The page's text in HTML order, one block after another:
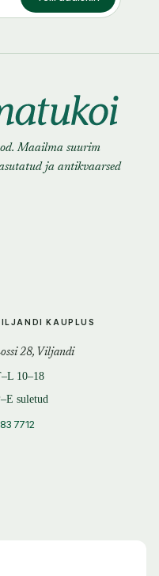
Maailma suurim
ja antikvaarsed
KAUPLUS
28, Viljandi
10–18
suletud
7712